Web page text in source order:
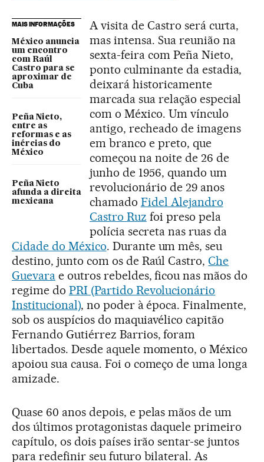
MAIS INFORMAÇÕES
México anuncia
um encontro
com Raúl
Castro para se
aproximar de
Cuba
Peña Nieto,
entre as
reformas e as
inércias do
México
Peña Nieto
afunda a direita
mexicana
A visita de Castro será curta,
mas intensa. Sua reunião na
sexta-feira com Peña Nieto,
ponto culminante da estadia,
deixará historicamente
marcada sua relação especial
com o México. Um vínculo
antigo, recheado de imagens
em branco e preto, que
começou na noite de 26 de
junho de 1956, quando um
revolucionário de 29 anos
chamado Fidel Alejandro
Castro Ruz foi preso pela
polícia secreta nas ruas da
Cidade do México. Durante um mês, seu
destino, junto com os de Raúl Castro,Che
Guevarae outros rebeldes, ficou nas mãos do
regime do PRI (Partido Revolucionário
Institucional), no poder à época. Finalmente,
sob os auspícios do maquiavélico capitão
Fernando Gutiérrez Barrios, foram
libertados. Desde aquele momento, o México
apoiou sua causa. Foi o começo de uma longa
amizade.
Quase 60 anos depois, e pelas mãos de um
dos últimos protagonistas daquele primeiro
capítulo, os dois países irão sentar-se juntos
para redefinir seu futuro bilateral. As